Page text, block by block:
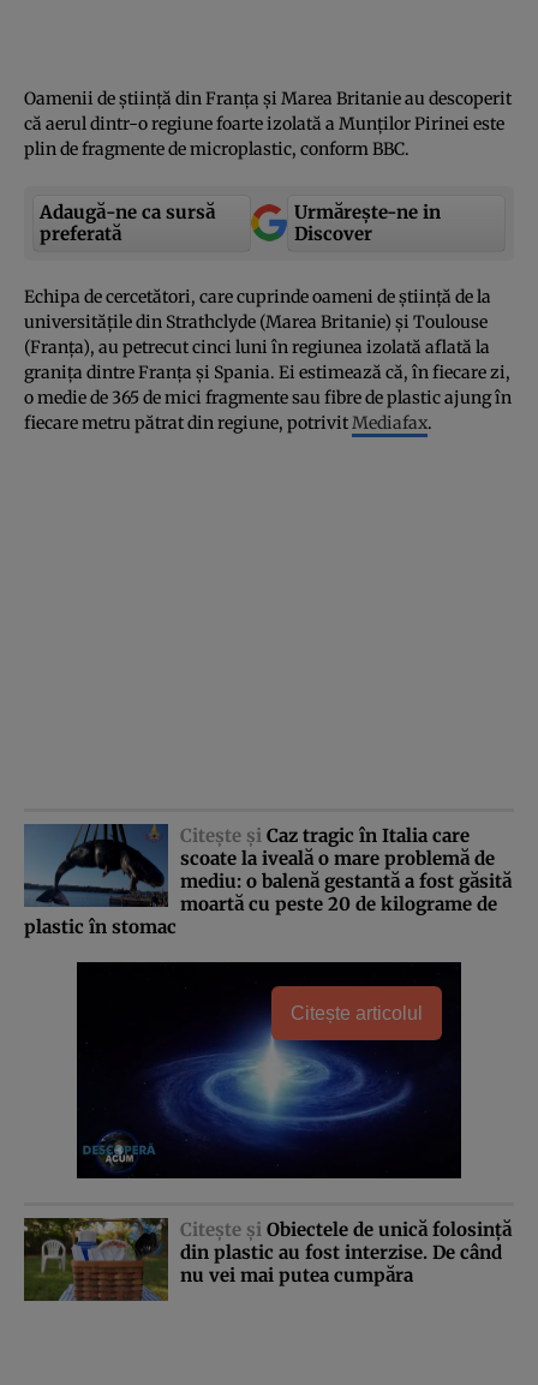
Oamenii de ştiinţă din Franţa şi Marea Britanie au descoperit
că aerul dintr-o regiune foarte izolată a Munţilor Pirinei este
plin de fragmente de microplastic, conform BBC.
Adaugă-ne ca sursă
preferată
Urmărește-ne in
Discover
Echipa de cercetători, care cuprinde oameni de ştiinţă de la
universităţile din Strathclyde (Marea Britanie) şi Toulouse
(Franţa), au petrecut cinci luni în regiunea izolată aflată la
graniţa dintre Franţa şi Spania. Ei estimează că, în fiecare zi,
o medie de 365 de mici fragmente sau fibre de plastic ajung în
fiecare metru pătrat din regiune, potrivitMediafax.
Citeşte şi Caz tragic în Italia care
scoate la iveală o mare problemă de
mediu: o balenă gestantă a fost găsită
moartă cu peste 20 de kilograme de
plastic în stomac
Citește articolul
Citeşte şi Obiectele de unică folosinţă
din plastic au fost interzise. De când
nu vei mai putea cumpăra